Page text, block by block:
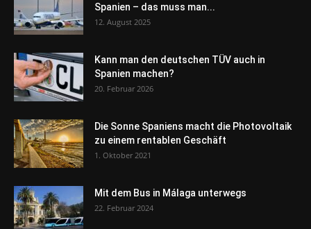
Spanien – das muss man...
12. August 2025
Kann man den deutschen TÜV auch in
Spanien machen?
20. Februar 2026
Die Sonne Spaniens macht die Photovoltaik
zu einem rentablen Geschäft
1. Oktober 2021
Mit dem Bus in Málaga unterwegs
22. Februar 2024